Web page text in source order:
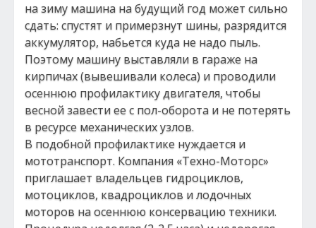
на зиму машина на будущий год может сильно
сдать: спустят и примерзнут шины, разрядится
аккумулятор, набьется куда не надо пыль.
Поэтому машину выставляли в гараже на
кирпичах (вывешивали колеса) и проводили
осеннюю профилактику двигателя, чтобы
весной завести ее с пол-оборота и не потерять
в ресурсе механических узлов.
В подобной профилактике нуждается и
мототранспорт. Компания «Техно-Моторс»
приглашает владельцев гидроциклов,
мотоциклов, квадроциклов и лодочных
моторов на осеннюю консервацию техники.